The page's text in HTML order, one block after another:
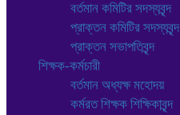
বর্তমান কমিটির সদস্যবৃন্দ
প্রাক্তন কমিটির সদস্যবৃন্দ
প্রাক্তন সভাপতিবৃন্দ
শিক্ষক-কর্মচারী
বর্তমান অধ্যক্ষ মহোদয়
কর্মরত শিক্ষক শিক্ষিকাবৃন্দ